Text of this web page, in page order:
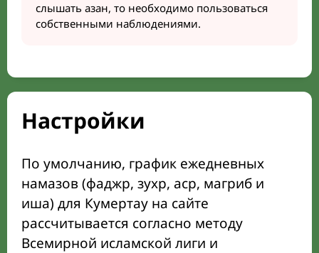
слышать азан, то необходимо пользоваться
собственными наблюдениями.
Настройки
По умолчанию, график ежедневных
намазов (фаджр, зухр, аср, магриб и
иша) для Кумертау на сайте
рассчитывается согласно методу
Всемирной исламской лиги и